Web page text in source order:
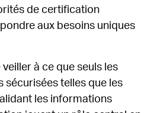
de certification
aux besoins uniques
à ce que seuls les
sécurisées telles que les
les informations